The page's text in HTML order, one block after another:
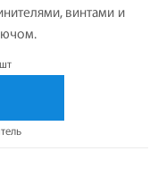
винтами и